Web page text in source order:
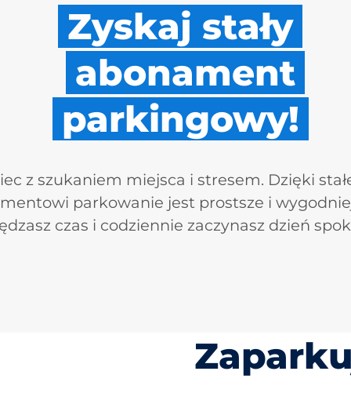
Zyskaj stały
abonament
parkingowy!
z szukaniem miejsca i stresem. Dzięki
parkowanie jest prostsze i
czas i codziennie zaczynasz dzień